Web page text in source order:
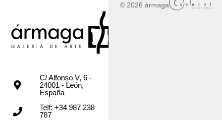
C/ Alfonso V, 6 -
24001 - León,
España
Telf: +34 987 238
787
© 2026 ármaga